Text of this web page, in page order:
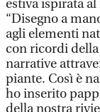
estiva ispirata
“Disegno a
agli elementi
con ricordi
narrative
piante. Così è
ho inserito
della nostra